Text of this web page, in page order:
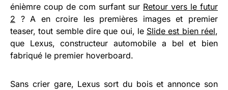
énièmre coup de com surfant sur Retour vers le futur
2 ? A en croire les premières images et premier
teaser, tout semble dire que oui, le Slide est bien réel,
que Lexus, constructeur automobile a bel et bien
fabriqué le premier hoverboard.
Sans crier gare, Lexus sort du bois et annonce son